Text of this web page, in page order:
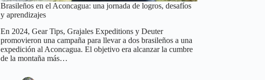
Brasileños en el Aconcagua: una jornada de logros, desafíos
y aprendizajes
En 2024, Gear Tips, Grajales Expeditions y Deuter
promovieron una campaña para llevar a dos brasileños a una
expedición al Aconcagua. El objetivo era alcanzar la cumbre
de la montaña más…